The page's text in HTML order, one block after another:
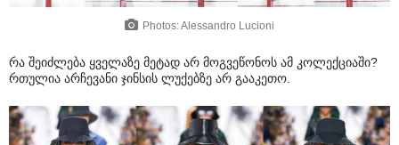
Photos: Alessandro Lucioni
რა შეიძლება ყველაზე მეტად არ მოგვეწონოს ამ კოლექციაში?
რთულია არჩევანი ჯინსის ლუქებზე არ გააკეთო.